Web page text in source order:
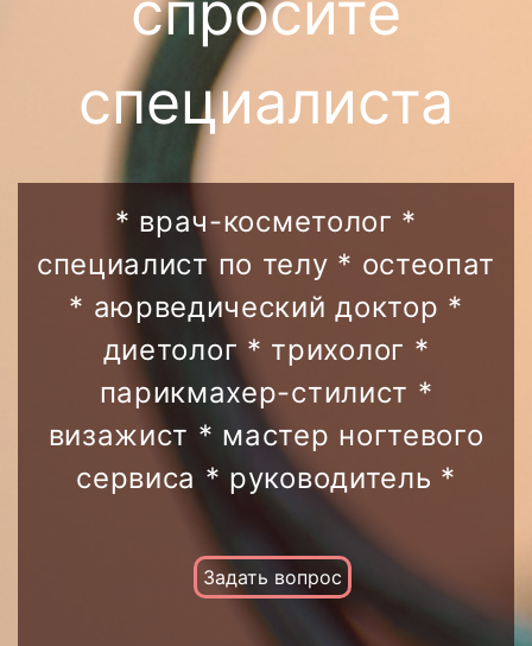
специалиста
* врач-косметолог *
специалист по телу * остеопат
* аюрведический доктор *
диетолог * трихолог *
парикмахер-стилист *
визажист * мастер ногтевого
сервиса * руководитель *
Задать вопрос